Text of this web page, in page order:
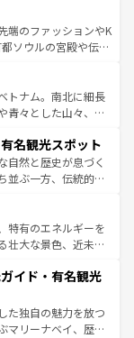
サーフィンやダイ
好きにはたまらな
分に味わいつくそ
など、都市の喧騒
る人に新しい発見と
い台湾の食文化も魅
エティ豊かな料理
コンテンツ一覧を参
端のファッションやK
ソウルの宮殿や伝統
美を楽しむことが
のストリートフード
る。夜には、韓国な
魅力を心ゆくまで味
の韓国情報はコンテンツ一
トナム。南北に細長
青々とした山々、世
イの古い町並みやホ
も、独特の雰囲気を
豊かさとおいしさで
ーヒーなどは、ぜ
てもあたたかい人々
忘れられない旅にな
名観光スポット
自然と歴史が息づく
並ぶ一方、伝統的な
マイなどの山岳地
ットやクラビの美し
ができる。タイ料理
節にも異なる楽しみ
、仏教を中心とし
れる旅人を魅了し続
ンツ一覧を参照して
特有のエネルギーを
壮大な景色、近未来
光スポットが密集し
魅力。息をのむよ
を存分に楽しみ尽く
ンツ一覧を参照して
イド・有名観光
た独自の魅力を放つ
マリーナベイ、歴史